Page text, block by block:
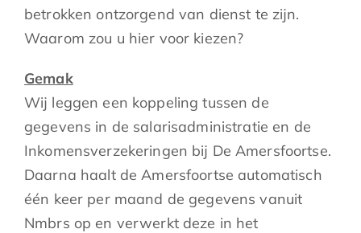
betrokken ontzorgend van dienst te zijn.
Waarom zou u hier voor kiezen?
Gemak
Wij leggen een koppeling tussen de
gegevens in de salarisadministratie en de
Inkomensverzekeringen bij De Amersfoortse.
Daarna haalt de Amersfoortse automatisch
één keer per maand de gegevens vanuit
Nmbrs op en verwerkt deze in het